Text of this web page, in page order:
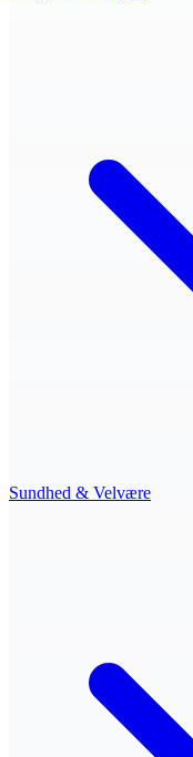
Sundhed & Velvære